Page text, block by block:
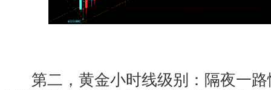
第二，黄金小时线级别：隔夜一路